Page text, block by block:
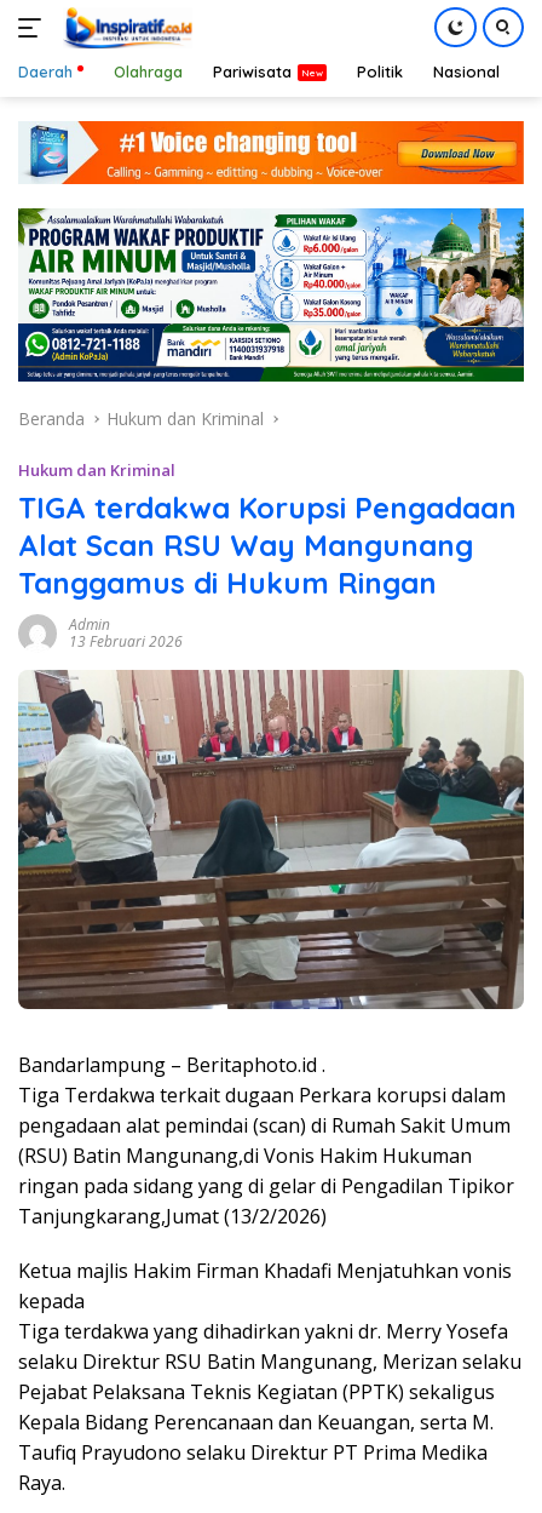
konten
Daerah Olahraga Pariwisata Politik Nasional
Beranda Hukum dan Kriminal
Hukum dan Kriminal
TIGA terdakwa Korupsi Pengadaan
Alat Scan RSU Way Mangunang
Tanggamus di Hukum Ringan
Admin
13 Februari 2026
Bandarlampung – Beritaphoto.id .
Tiga Terdakwa terkait dugaan Perkara korupsi dalam
pengadaan alat pemindai (scan) di Rumah Sakit Umum
(RSU) Batin Mangunang,di Vonis Hakim Hukuman
ringan pada sidang yang di gelar di Pengadilan Tipikor
Tanjungkarang,Jumat (13/2/2026)
Ketua majlis Hakim Firman Khadafi Menjatuhkan vonis
kepada
Tiga terdakwa yang dihadirkan yakni dr. Merry Yosefa
selaku Direktur RSU Batin Mangunang, Merizan selaku
Pejabat Pelaksana Teknis Kegiatan (PPTK) sekaligus
Kepala Bidang Perencanaan dan Keuangan, serta M.
Taufiq Prayudono selaku Direktur PT Prima Medika
Raya.